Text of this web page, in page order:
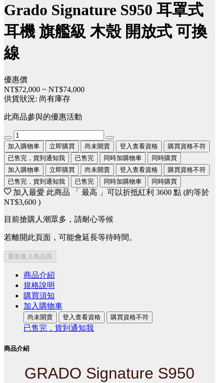
Grado Signature S950 耳罩式
耳機 旗艦級 木殼 開放式 可換
線
優惠價
NT$72,000 ~ NT$74,000
供貨狀況: 尚有庫存
此商品參與的優惠活動
加入購物車 立即購買 尚未開賣 登入查看資格
購買資格不符
已售完，貨到通知我
已售完 同時加購物車
同時購買
加入購物車
立即購買 尚未開賣 登入查看資格
購買資格不符
已售完，貨到通知我
已售完 同時加購物車 同時購買
加入最愛 此商品 「 最高 」可以折抵紅利 3600 點 (約等於
NT$3,600 )
目前搶購人潮眾多，請耐心等候
若離開此頁面，可能會延長等待時間。
重新進入商品頁
商品介紹
規格說明
購買須知
加入購物車
尚未開賣 登入查看資格 購買資格不符
已售完，貨到通知我
商品介紹
GRADO Signature S950